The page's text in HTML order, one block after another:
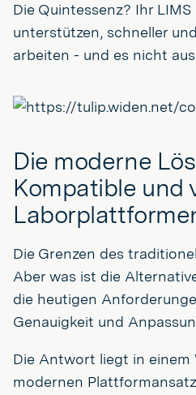
Die Quintessenz? Ihr
unterstützen, schneller
arbeiten - und es nicht
Die moderne
Kompatible und
Die Grenzen des
Aber was ist die
die heutigen
Genauigkeit und
Die Antwort liegt in einem
modernen